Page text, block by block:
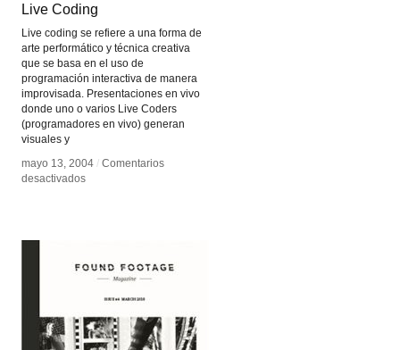
Live Coding
Live coding se refiere a una forma de
arte performático y técnica creativa
que se basa en el uso de
programación interactiva de manera
improvisada. Presentaciones en vivo
donde uno o varios Live Coders
(programadores en vivo) generan
visuales y
mayo 13, 2004 / Comentarios
desactivadosen
Live Coding
mayo 13, 2004 / Comentarios
desactivadosen